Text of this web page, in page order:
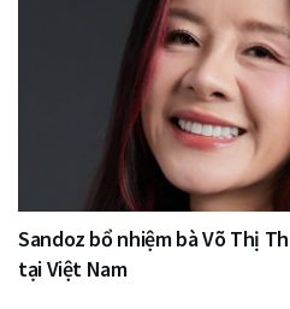
Sandoz bổ nhiệm bà Võ Thị
tại Việt Nam